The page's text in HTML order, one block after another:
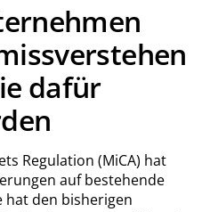
dafür
Regulation (MiCA) hat
auf bestehende
hat den bisherigen